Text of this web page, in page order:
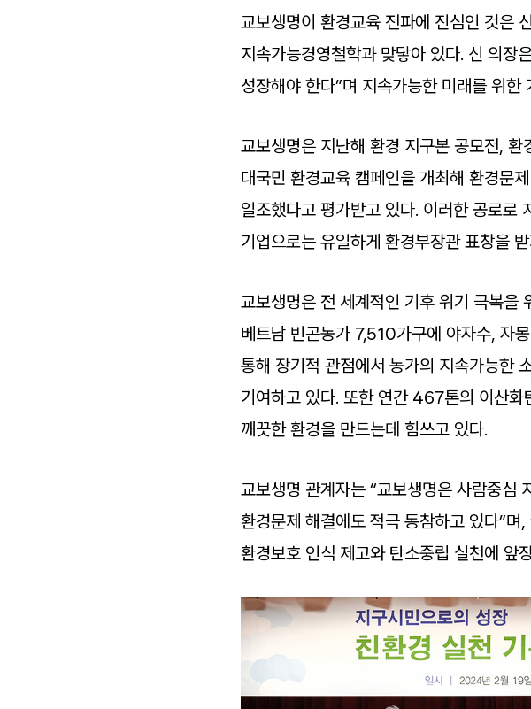
교보생명이 환경교육 전파에 진심인 것은
지속가능경영철학과 맞닿아 있다. 신 의장
성장해야 한다”며 지속가능한 미래를 위
교보생명은 지난해 환경 지구본 공모전,
대국민 환경교육 캠페인을 개최해 환경문
일조했다고 평가받고 있다. 이러한 공로로
기업으로는 유일하게 환경부장관 표창을
교보생명은 전 세계적인 기후 위기 극복을
베트남 빈곤농가 7,510가구에 야자수, 자
통해 장기적 관점에서 농가의 지속가능한
기여하고 있다. 또한 연간 467톤의 이산
깨끗한 환경을 만드는데 힘쓰고 있다.
교보생명 관계자는 “교보생명은 사람중심
환경문제 해결에도 적극 동참하고 있다”
환경보호 인식 제고와 탄소중립 실천에 앞